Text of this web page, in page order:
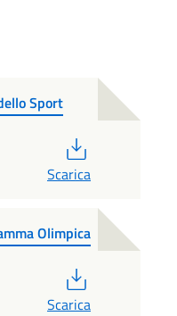
Sport
Scarica
Olimpica
Scarica